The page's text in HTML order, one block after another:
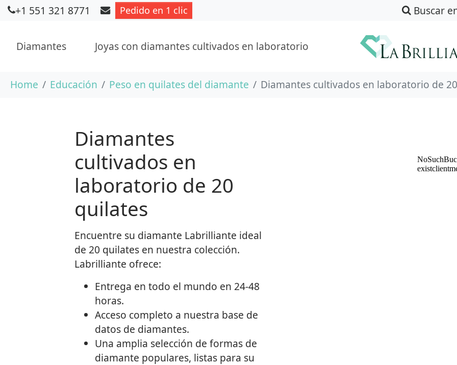
Saltar al contenido principal
+1 551 321 8771 Pedido en 1 clic Buscar
Diamantes Joyas con diamantes cultivados en laboratorio
Usted está aquí:
Home Educación Peso en quilates del diamante Diamantes cultivados en laboratorio de
Diamantes
cultivados en
laboratorio de 20
quilates
Encuentre su diamante Labrilliante ideal
de 20 quilates en nuestra colección.
Labrilliante ofrece:
Entrega en todo el mundo en 24-48
horas.
Acceso completo a nuestra base de
datos de diamantes.
Una amplia selección de formas de
diamante populares, listas para su